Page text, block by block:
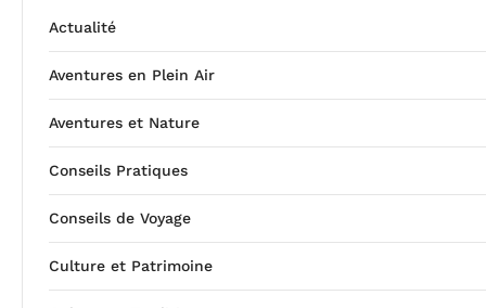
Actualité
Aventures en Plein Air
Aventures et Nature
Conseils Pratiques
Conseils de Voyage
Culture et Patrimoine